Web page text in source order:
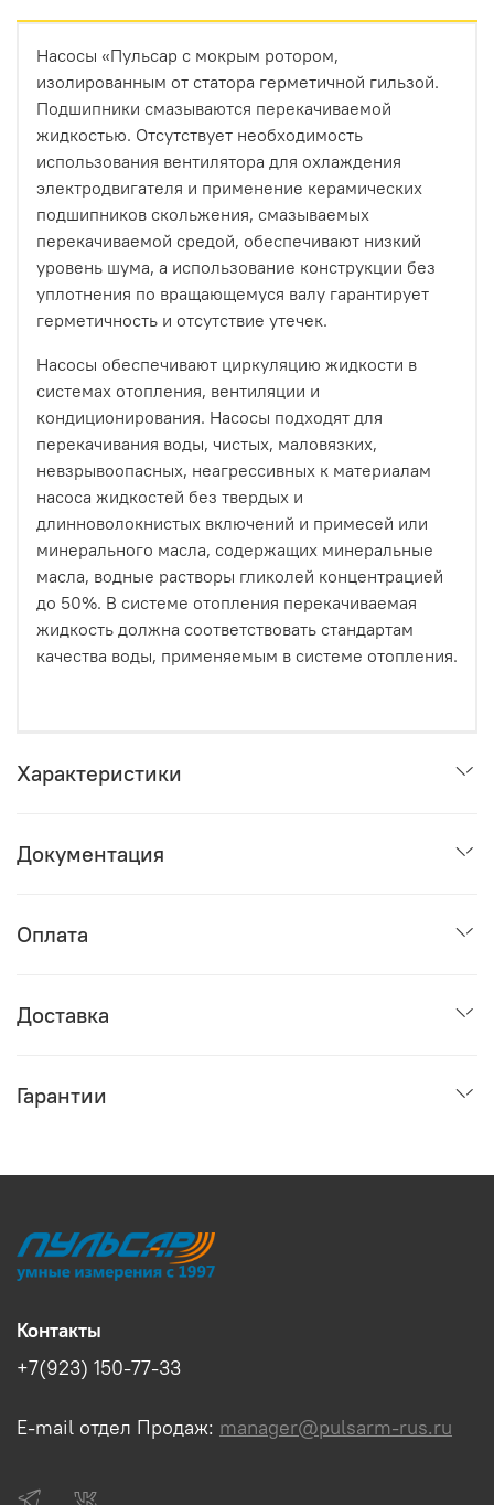
Насосы «Пульсар с мокрым ротором,
изолированным от статора герметичной гильзой.
Подшипники смазываются перекачиваемой
жидкостью. Отсутствует необходимость
использования вентилятора для охлаждения
электродвигателя и применение керамических
подшипников скольжения, смазываемых
перекачиваемой средой, обеспечивают низкий
уровень шума, а использование конструкции без
уплотнения по вращающемуся валу гарантирует
герметичность и отсутствие утечек.
Насосы обеспечивают циркуляцию жидкости в
системах отопления, вентиляции и
кондиционирования. Насосы подходят для
перекачивания воды, чистых, маловязких,
невзрывоопасных, неагрессивных к материалам
насоса жидкостей без твердых и
длинноволокнистых включений и примесей или
минерального масла, содержащих минеральные
масла, водные растворы гликолей концентрацией
до 50%. В системе отопления перекачиваемая
жидкость должна соответствовать стандартам
качества воды, применяемым в системе отопления.
Характеристики
Документация
Оплата
Доставка
Гарантии
Контакты
+7(923) 150-77-33
E-mail отдел Продаж: manager@pulsarm-rus.ru